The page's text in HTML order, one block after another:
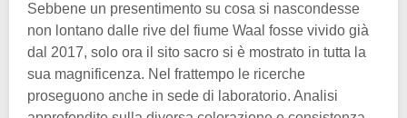
Sebbene un presentimento su cosa si nascondesse
non lontano dalle rive del fiume Waal fosse vivido già
dal 2017, solo ora il sito sacro si è mostrato in tutta la
sua magnificenza. Nel frattempo le ricerche
proseguono anche in sede di laboratorio. Analisi